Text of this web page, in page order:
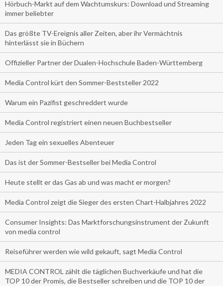
Hörbuch-Markt auf dem Wachtumskurs: Download und Streaming
immer beliebter
Das größte TV-Ereignis aller Zeiten, aber ihr Vermächtnis
hinterlässt sie in Büchern
Offizieller Partner der Dualen-Hochschule Baden-Württemberg
Media Control kürt den Sommer-Beststeller 2022
Warum ein Pazifist geschreddert wurde
Media Control registriert einen neuen Buchbestseller
Jeden Tag ein sexuelles Abenteuer
Das ist der Sommer-Bestseller bei Media Control
Heute stellt er das Gas ab und was macht er morgen?
Media Control zeigt die Sieger des ersten Chart-Halbjahres 2022
Consumer Insights: Das Marktforschungsinstrument der Zukunft
von media control
Reiseführer werden wie wild gekauft, sagt Media Control
MEDIA CONTROL zählt die täglichen Buchverkäufe und hat die
TOP 10 der Promis, die Bestseller schreiben und die TOP 10 der